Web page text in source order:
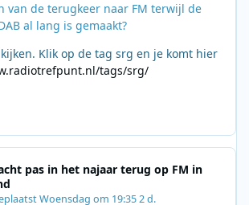
van de terugkeer naar FM terwijl de
al lang is gemaakt?
Klik op de tag srg en je komt hier
tags/srg/
pas in het najaar terug op FM in
Woensdag om 19:352 d.